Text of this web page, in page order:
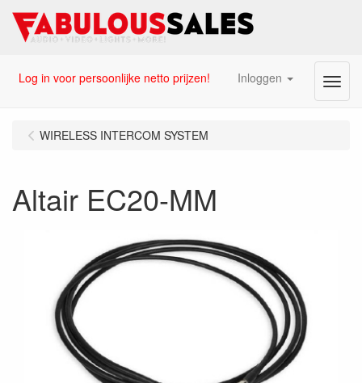
Log in voor persoonlijke netto prijzen! Inloggen Menu
WIRELESS INTERCOM SYSTEM
Altair EC20-MM